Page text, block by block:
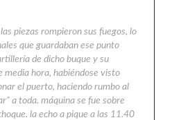
piezas rompieron sus fuegos, lo
que guardaban ese punto
de dicho buque y su
media hora, habiéndose visto
el puerto, haciendo rumbo al
a toda. máquina se fue sobre
la echo a pique a las 11.40